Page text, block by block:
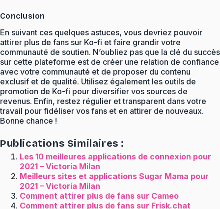
Conclusion
En suivant ces quelques astuces, vous devriez pouvoir
attirer plus de fans sur Ko-fi et faire grandir votre
communauté de soutien. N’oubliez pas que la clé du succès
sur cette plateforme est de créer une relation de confiance
avec votre communauté et de proposer du contenu
exclusif et de qualité. Utilisez également les outils de
promotion de Ko-fi pour diversifier vos sources de
revenus. Enfin, restez régulier et transparent dans votre
travail pour fidéliser vos fans et en attirer de nouveaux.
Bonne chance !
Publications Similaires :
Les 10 meilleures applications de connexion pour
2021 – Victoria Milan
Meilleurs sites et applications Sugar Mama pour
2021 – Victoria Milan
Comment attirer plus de fans sur Cameo
Comment attirer plus de fans sur Frisk.chat